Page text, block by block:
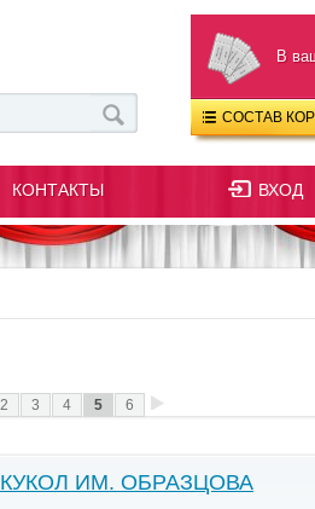
В
СОСТАВ
КОНТАКТЫ ВХОД
2 3 4 5 6
ИМ. ОБРАЗЦОВА